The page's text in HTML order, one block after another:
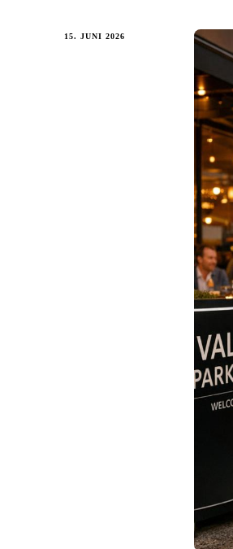
15. JUNI 2026